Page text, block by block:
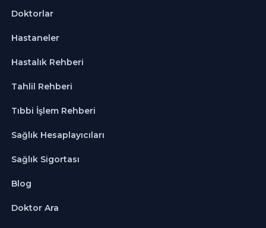
Doktorlar
Hastaneler
Hastalık Rehberi
Tahlil Rehberi
Tıbbi İşlem Rehberi
Sağlık Hesaplayıcıları
Sağlık Sigortası
Blog
Doktor Ara